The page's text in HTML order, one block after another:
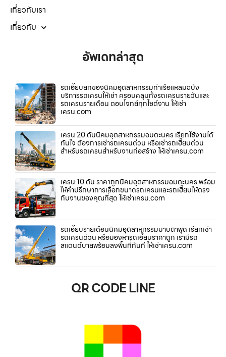
เกี่ยวกับเรา
เกี่ยวกับ
อัพเดทล่าสุด
รถเฮี๊ยบยกของนิคมอุตสาหกรรมท่าเรือแหลมฉบัง
บริการรถเครนให้เช่า ครอบคลุมทั้งรถเครนรายวันและ
รถเครนรายเดือน ตอบโจทย์ทุกไซต์งาน ให้เช่า
เครน.com
เครน 20 ตันนิคมอุตสาหกรรมอมตะนคร เรียกใช้งานได้
ทันใจ ต้องการเช่ารถเครนด่วน หรือเช่ารถเฮี๊ยบด่วน
สำหรับรถเครนสำหรับงานก่อสร้าง ให้เช่าเครน.com
เครน 10 ตัน ราคาถูกนิคมอุตสาหกรรมอมตะนคร พร้อม
ให้คำปรึกษาการเลือกขนาดรถเครนและรถเฮี๊ยบให้ตรง
กับงานของคุณที่สุด ให้เช่าเครน.com
รถเฮี๊ยบรายเดือนนิคมอุตสาหกรรมมาบตาพุด เรียกเช่า
รถเครนด่วน หรือมองหารถเฮี๊ยบราคาถูก เรามีรถ
สแตนด์บายพร้อมลงพื้นที่ทันที ให้เช่าเครน.com
QR CODE LINE